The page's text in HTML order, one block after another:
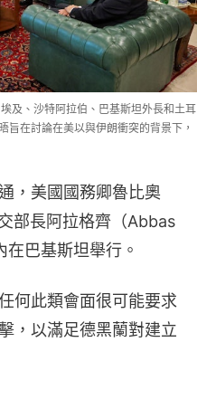
及、沙特阿拉伯、巴基斯坦外長和土耳
旨在討論在美以與伊朗衝突的背景下，
，美國國務卿魯比奧
部長阿拉格齊（Abbas
巴基斯坦舉行。
何此類會面很可能要求
，以滿足德黑蘭對建立